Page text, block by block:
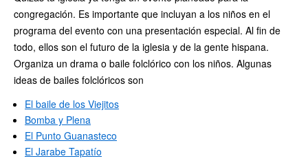
congregación. Es importante que incluyan a los niños en el
programa del evento con una presentación especial. Al fin de
todo, ellos son el futuro de la iglesia y de la gente hispana.
Organiza un drama o baile folclórico con los niños. Algunas
ideas de bailes folclóricos son
El baile de los Viejitos
Bomba y Plena
El Punto Guanasteco
El Jarabe Tapatío